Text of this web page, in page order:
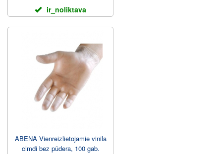
ir_noliktava
ABENA Vienreizlietojamie vinila
cimdi bez pūdera, 100 gab.